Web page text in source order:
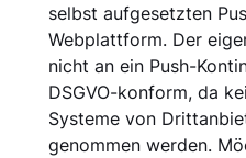
selbst aufgesetzten
Webplattform. Der
nicht an ein Push-
DSGVO-konform, da
Systeme von
genommen werden.